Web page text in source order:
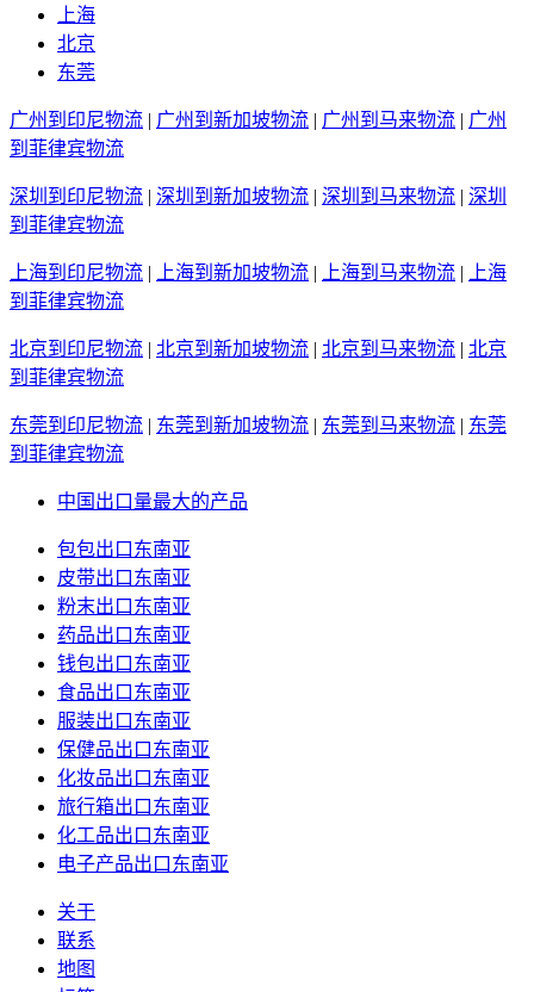
上海
北京
东莞
广州到印尼物流 | 广州到新加坡物流 | 广州到马来物流 | 广州
到菲律宾物流
深圳到印尼物流 | 深圳到新加坡物流 | 深圳到马来物流 | 深圳
到菲律宾物流
上海到印尼物流 | 上海到新加坡物流 | 上海到马来物流 |
上海
到菲律宾物流
北京到印尼物流 | 北京到新加坡物流 | 北京到马来物流 | 北京
到菲律宾物流
东莞到印尼物流 | 东莞到新加坡物流 | 东莞到马来物流 | 东莞
到菲律宾物流
中国出口量最大的产品
包包出口东南亚
皮带出口东南亚
粉末出口东南亚
药品出口东南亚
钱包出口东南亚
食品出口东南亚
服装出口东南亚
保健品出口东南亚
化妆品出口东南亚
旅行箱出口东南亚
化工品出口东南亚
电子产品出口东南亚
关于
联系
地图